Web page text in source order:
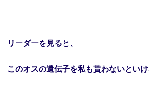
リーダーを見ると、
このオスの遺伝子を私も貰わないとい